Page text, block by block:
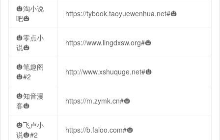
🎃淘小说
吧🎃
https://tybook.taoyuewenhua.net#🎃
🎃零点小
说🎃
https://www.lingdxsw.org#🎃
🎃笔趣阁
🎃#2
http://www.xshuquge.net#🎃
🎃知音漫
客🎃
https://m.zymk.cn#🎃
🎃飞卢小
说🎃#2
https://b.faloo.com#🎃